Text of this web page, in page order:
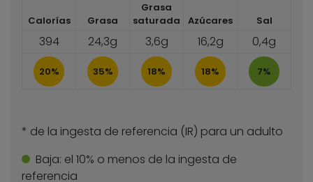
Calorías Grasa
Grasa
saturada
Azúcares Sal
394 24,3g 3,6g 16,2g 0,4g
20% 35% 18% 18% 7%
* de la ingesta de referencia (IR) para un adulto
Baja: el 10% o menos de la ingesta de
referencia